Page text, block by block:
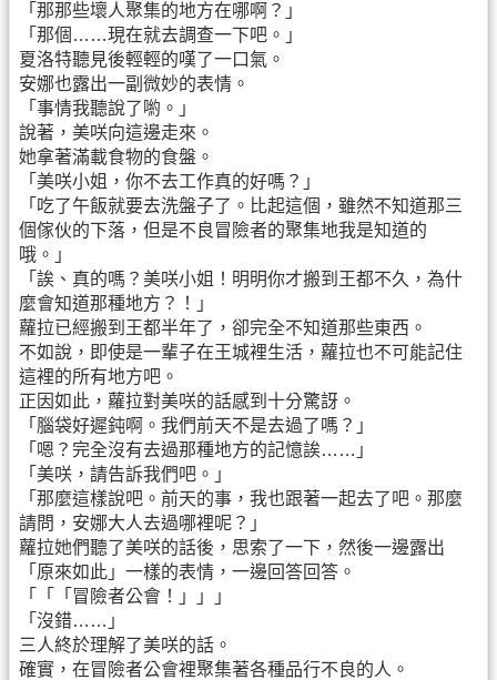
「那那些壞人聚集的地方在哪啊？」
「那個……現在就去調查一下吧。」
夏洛特聽見後輕輕的嘆了一口氣。
安娜也露出一副微妙的表情。
「事情我聽說了喲。」
說著，美咲向這邊走來。
她拿著滿載食物的食盤。
「美咲小姐，你不去工作真的好嗎？」
「吃了午飯就要去洗盤子了。比起這個，雖然不知道那三
個傢伙的下落，但是不良冒險者的聚集地我是知道的
哦。」
「誒、真的嗎？美咲小姐！明明你才搬到王都不久，為什
麼會知道那種地方？！」
蘿拉已經搬到王都半年了，卻完全不知道那些東西。
不如說，即使是一輩子在王城裡生活，蘿拉也不可能記住
這裡的所有地方吧。
正因如此，蘿拉對美咲的話感到十分驚訝。
「腦袋好遲鈍啊。我們前天不是去過了嗎？」
「嗯？完全沒有去過那種地方的記憶誒……」
「美咲，請告訴我們吧。」
「那麼這樣說吧。前天的事，我也跟著一起去了吧。那麼
請問，安娜大人去過哪裡呢？」
蘿拉她們聽了美咲的話後，思索了一下，然後一邊露出
「原來如此」一樣的表情，一邊回答回答。
「「「冒險者公會！」」」
「沒錯……」
三人終於理解了美咲的話。
確實，在冒險者公會裡聚集著各種品行不良的人。